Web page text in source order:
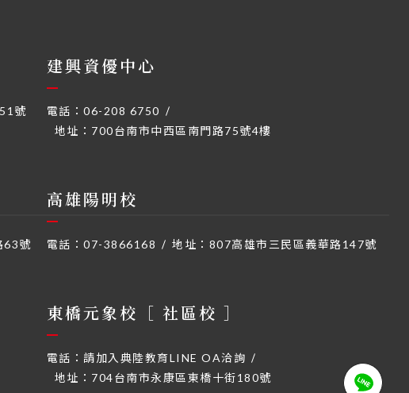
號
建興資優中心
電話：06-208 6750
地址： 700台南市中西區南門路75號4樓
63號
高雄陽明校
電話：07-3866168 地址： 807高雄市三民區義華路147號
東橋元象校［ 社區校 ］
電話： 請加入典陸教育LINE OA洽詢
地址： 704台南市永康區東橋十街180號